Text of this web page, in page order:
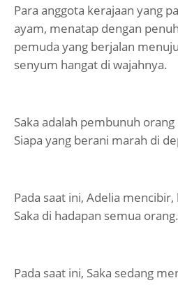
Para anggota kerajaan yang
ayam, menatap dengan
pemuda yang berjalan
senyum hangat di wajahnya.
Saka adalah pembunuh
Siapa yang berani marah di
Pada saat ini, Adelia
Saka di hadapan semua orang.
Pada saat ini, Saka sedang